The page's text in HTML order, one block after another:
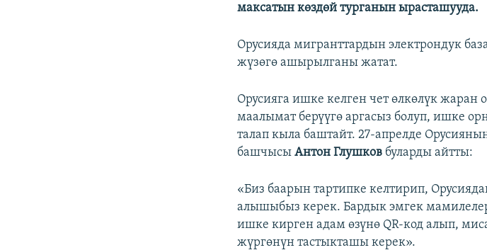
максатын көздөй турганын ырасташууда.
Орусияда мигранттардын электрондук
жүзөгө ашырылганы жатат.
Орусияга ишке келген чет өлкөлүк жаран
маалымат берүүгө аргасыз болуп, ишке
талап кыла баштайт. 27-апрелде
башчысыАнтон Глушков буларды айтты:
«Биз баарын тартипке келтирип,
алышыбыз керек. Бардык эмгек
ишке кирген адам өзүнө QR-код алып,
жүргөнүн тастыкташы керек».